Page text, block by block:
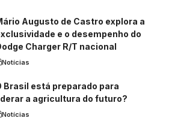
Augusto de Castro explora a
e o desempenho do
Charger R/T nacional
Notícias
Brasil está preparado para
a agricultura do futuro?
Notícias